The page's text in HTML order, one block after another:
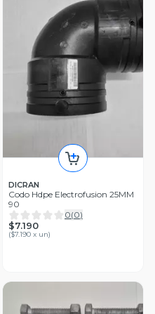
DICRAN
Codo Hdpe Electrofusion 25MM
90
0(0)
$7.190
($7.190 x un)